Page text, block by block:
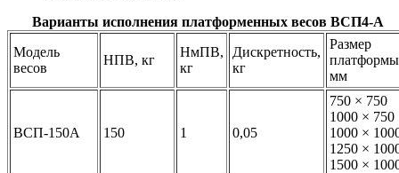
Варианты исполнения платформенных весов ВСП4-А
Модель
весов
НПВ, кг
НмПВ,
кг
Дискретность,
кг
Размер
мм
ВСП-150А 150 1 0,05
750 × 750
1000 × 750
1000 ×
1250 ×
1500 ×